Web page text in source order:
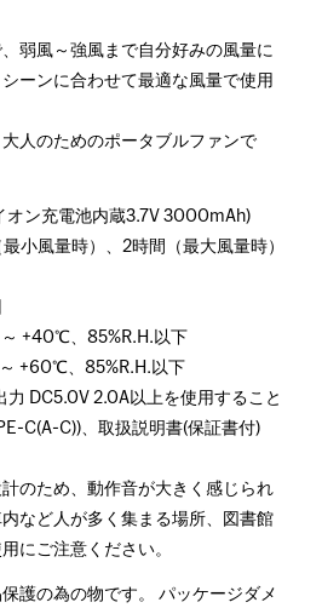
弱風～強風まで自分好みの風量に
ーンに合わせて最適な風量で使用
人のためのポータブルファンで
オン充電池内蔵3.7V 3000mAh)
小風量時）、2時間（最大風量時）
+40℃、85%R.H.以下
+60℃、85%R.H.以下
力 DC5.0V 2.0A以上を使用すること
C(A-C))、取扱説明書(保証書付)
のため、動作音が大きく感じられ
など人が多く集まる場所、図書館
にご注意ください。
護の為の物です。 パッケージダメ